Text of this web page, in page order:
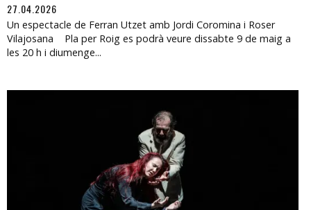
27.04.2026
Un espectacle de Ferran Utzet amb Jordi Coromina i Roser
Vilajosana Pla per Roig es podrà veure dissabte 9 de maig a
les 20 h i diumenge...